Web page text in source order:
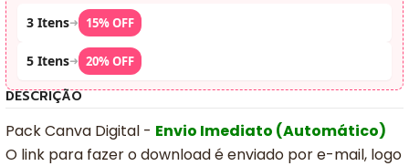
3 Itens➜ 15% OFF
5 Itens➜ 20% OFF
DESCRIÇÃO
Pack Canva Digital - Envio Imediato (Automático)
O link para fazer o download é enviado por e-mail, logo